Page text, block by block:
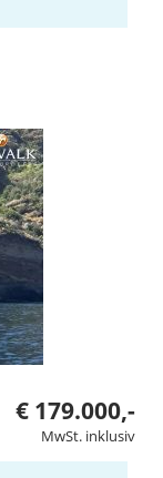
€ 179.000,-
MwSt. inklusiv